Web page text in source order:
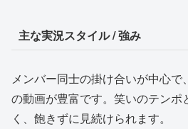
主な実況スタイル / 強み
メンバー同士の掛け合いが中心
の動画が豊富です。笑いのテンポ
く、飽きずに見続けられます。